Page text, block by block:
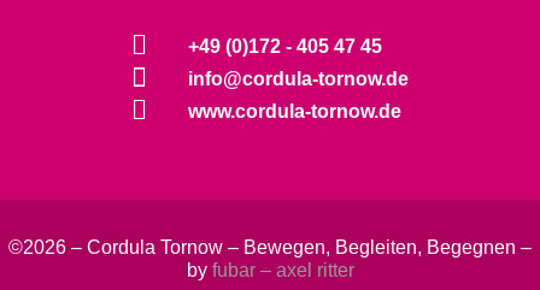
+49 (0)172 - 405 47 45
info@cordula-tornow.de
www.cordula-tornow.de
©2026 – Cordula Tornow – Bewegen, Begleiten, Begegnen –
by fubar – axel ritter